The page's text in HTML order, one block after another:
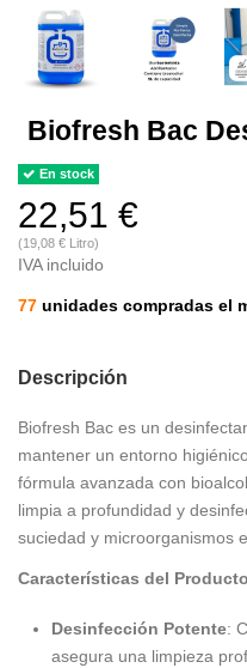
Biofresh Bac
En stock
22,51 €
(19,08 € Litro)
IVA incluido
77 unidades compradas el
Descripción
Biofresh Bac es un
mantener un entorno
fórmula avanzada con
limpia a profundidad y
suciedad y microorganismos
Características del
Desinfección Potente:
asegura una limpieza